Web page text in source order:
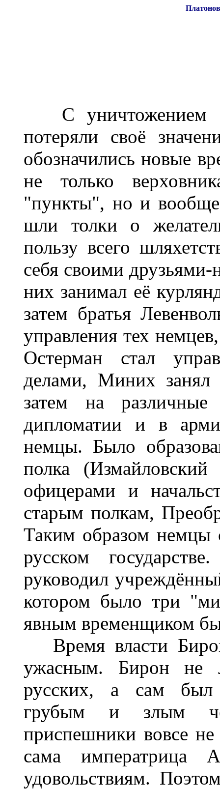
С уничтожением
потеряли своё
обозначились новые
не только
"пункты", но и вообще
шли толки о
пользу всего
себя своими
них занимал её
затем братья
управления тех
Остерман стал
делами, Миних занял
затем на
дипломатии и в
немцы. Было
полка
офицерами и
старым полкам,
Таким образом немцы
русском
руководил
котором было три
явным временщиком
Время власти
ужасным. Бирон не
русских, а сам был
грубым и злым
приспешники вовсе
сама императрица
удовольствиям.